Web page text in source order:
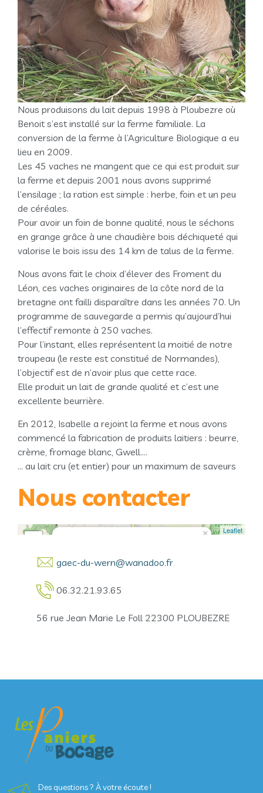
Nous produisons du lait depuis 1998 à Ploubezre où
Benoit s’est installé sur la ferme familiale. La
conversion de la ferme à l’Agriculture Biologique a eu
lieu en 2009.
Les 45 vaches ne mangent que ce qui est produit sur
la ferme et depuis 2001 nous avons supprimé
l’ensilage ; la ration est simple : herbe, foin et un peu
de céréales.
Pour avoir un foin de bonne qualité, nous le séchons
en grange grâce à une chaudière bois déchiqueté qui
valorise le bois issu des 14 km de talus de la ferme.
Nous avons fait le choix d’élever des Froment du
Léon, ces vaches originaires de la côte nord de la
bretagne ont failli disparaître dans les années 70. Un
programme de sauvegarde a permis qu’aujourd’hui
l’effectif remonte à 250 vaches.
Pour l’instant, elles représentent la moitié de notre
troupeau (le reste est constitué de Normandes),
l’objectif est de n’avoir plus que cette race.
Elle produit un lait de grande qualité et c’est une
excellente beurrière.
En 2012, Isabelle a rejoint la ferme et nous avons
commencé la fabrication de produits laitiers : beurre,
crème, fromage blanc, Gwell….
… au lait cru (et entier) pour un maximum de saveurs
Nous contacter
× Leaflet
gaec-du-wern@wanadoo.fr
06.32.21.93.65
56 rue Jean Marie Le Foll 22300 PLOUBEZRE
Des questions ? À votre écoute !